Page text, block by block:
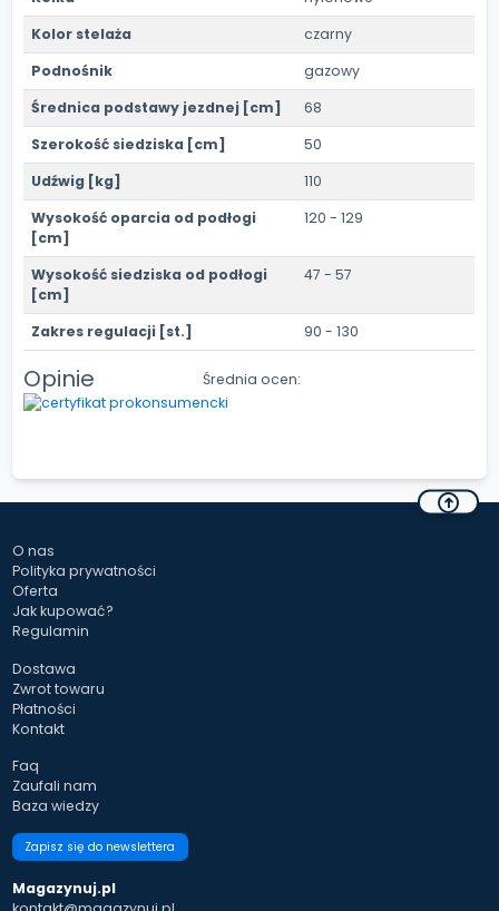
Kolor stelaża
czarny
Podnośnik
gazowy
Średnica podstawy jezdnej [cm]
68
Szerokość siedziska [cm]
50
Udźwig [kg]
110
Wysokość oparcia od podłogi
[cm]
120 - 129
Wysokość siedziska od podłogi
[cm]
47 - 57
Zakres regulacji [st.] 90 - 130
Opinie Średnia ocen:
O nas
Polityka prywatności
Oferta
Jak kupować?
Regulamin
Dostawa
Zwrot towaru
Płatności
Kontakt
Faq
Zaufali nam
Baza wiedzy
Zapisz się do newslettera
Magazynuj.pl